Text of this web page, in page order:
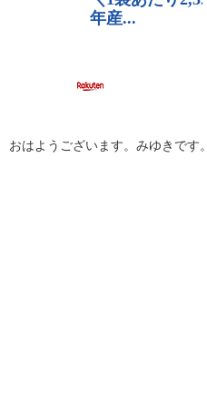
おはようございます。みゆきです。